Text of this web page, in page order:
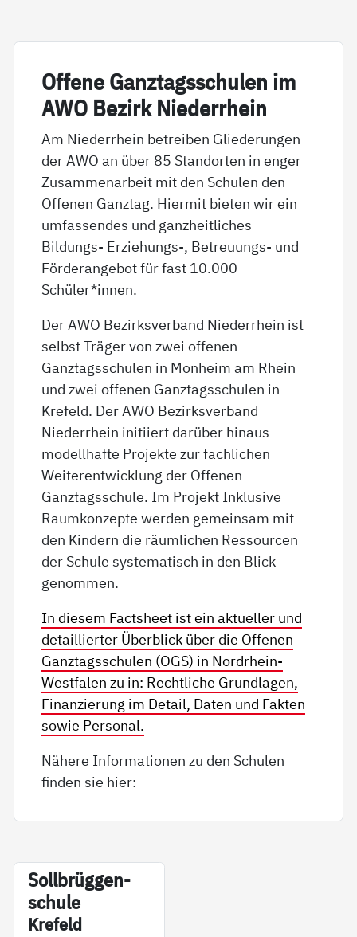
Of­fe­ne Ganz­tags­schu­len im
AWO Be­zirk Nie­der­r­hein
Am Niederrhein betreiben Gliederungen
der AWO an über 85 Standorten in enger
Zusammenarbeit mit den Schulen den
Offenen Ganztag. Hiermit bieten wir ein
umfassendes und ganzheitliches
Bildungs- Erziehungs-, Betreuungs- und
Förderangebot für fast 10.000
Schüler*innen.
Der AWO Bezirksverband Niederrhein ist
selbst Träger von zwei offenen
Ganztagsschulen in Monheim am Rhein
und zwei offenen Ganztagsschulen in
Krefeld. Der AWO Bezirksverband
Niederrhein initiiert darüber hinaus
modellhafte Projekte zur fachlichen
Weiterentwicklung der Offenen
Ganztagsschule. Im Projekt Inklusive
Raumkonzepte werden gemeinsam mit
den Kindern die räumlichen Ressourcen
der Schule systematisch in den Blick
genommen.
In diesem Factsheet ist ein aktueller und
detaillierter Überblick über die Offenen
Ganztagsschulen (OGS) in Nordrhein-
Westfalen zu in: Rechtliche Grundlagen,
Finanzierung im Detail, Daten und Fakten
sowie Personal.
Nähere Informationen zu den Schulen
finden sie hier:
Soll­brüg­gen­
schu­le
Kre­feld